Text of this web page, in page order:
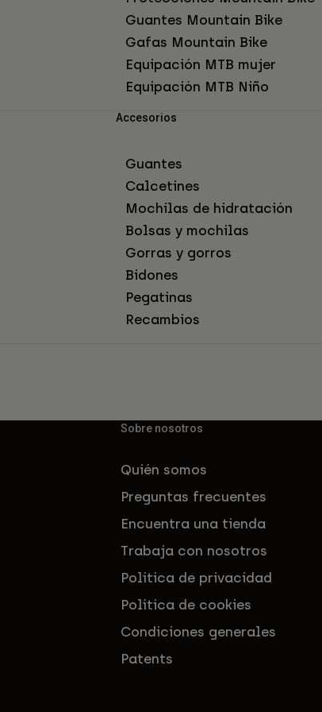
Guantes Mountain Bike
Gafas Mountain Bike
Equipación MTB mujer
Equipación MTB Niño
Accesorios
Guantes
Calcetines
Mochilas de hidratación
Bolsas y mochilas
Gorras y gorros
Bidones
Pegatinas
Recambios
Sobre nosotros
Quién somos
Preguntas frecuentes
Encuentra una tienda
Trabaja con nosotros
Política de privacidad
Política de cookies
Condiciones generales
Patents